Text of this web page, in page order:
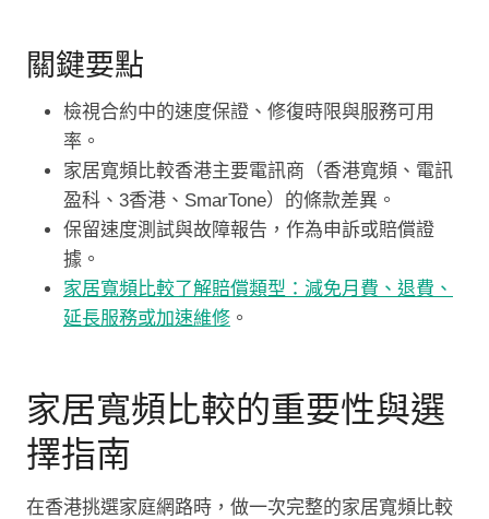
關鍵要點
檢視合約中的速度保證、修復時限與服務可用
率。
家居寬頻比較香港主要電訊商（香港寬頻、電訊
盈科、3香港、SmarTone）的條款差異。
保留速度測試與故障報告，作為申訴或賠償證
據。
家居寬頻比較了解賠償類型：減免月費、退費、
延長服務或加速維修 。
家居寬頻比較的重要性與選
擇指南
在香港挑選家庭網路時，做一次完整的家居寬頻比較